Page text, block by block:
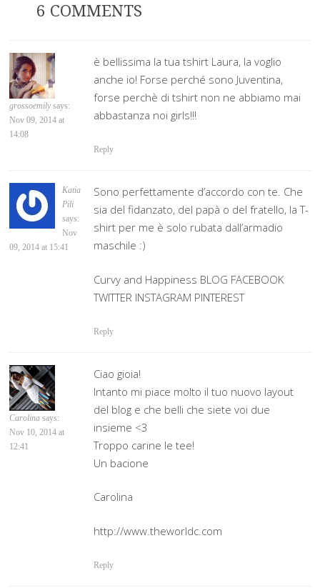
6 COMMENTS
grossoemily says:
Nov 09, 2014 at
14:08
è bellissima la tua tshirt Laura, la voglio
anche io! Forse perché sono Juventina,
forse perchè di tshirt non ne abbiamo mai
abbastanza noi girls!!!
Reply
Katia
Pili
says:
Nov
09, 2014 at 15:41
Sono perfettamente d’accordo con te. Che
sia del fidanzato, del papà o del fratello, la T-
shirt per me è solo rubata dall’armadio
maschile :)
Curvy and Happiness BLOG FACEBOOK
TWITTER INSTAGRAM PINTEREST
Reply
Carolina says:
Nov 10, 2014 at
12:41
Ciao gioia!
Intanto mi piace molto il tuo nuovo layout
del blog e che belli che siete voi due
insieme <3
Troppo carine le tee!
Un bacione
Carolina
http://www.theworldc.com
Reply